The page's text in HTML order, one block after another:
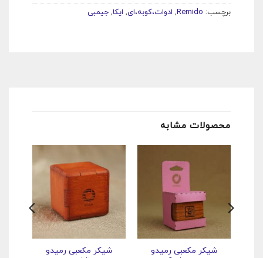
برچسب: Remido
,ادوات،کوبه،ای,ایکا,جیمبی
محصولات مشابه
شیکر مکعبی رمیدو
شیکر مکعبی رمیدو